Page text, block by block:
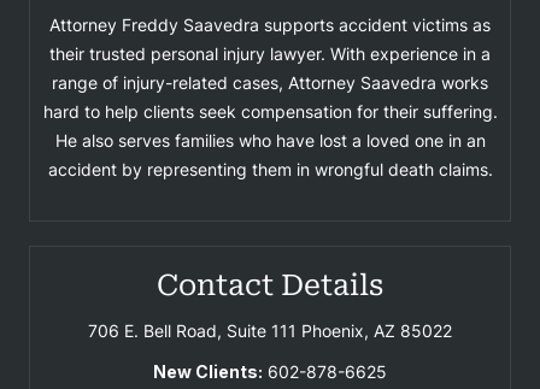
Attorney Freddy Saavedra supports accident victims as
their trusted personal injury lawyer. With experience in a
range of injury-related cases, Attorney Saavedra works
hard to help clients seek compensation for their suffering.
He also serves families who have lost a loved one in an
accident by representing them in wrongful death claims.
Contact Details
706 E. Bell Road, Suite 111 Phoenix, AZ 85022
New Clients: 602-878-6625